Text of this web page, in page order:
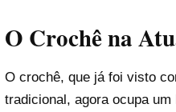
O Crochê na
O crochê, que já foi visto
tradicional, agora ocupa